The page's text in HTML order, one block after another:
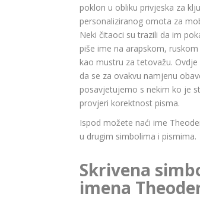
poklon u obliku privjeska za
personaliziranog omota za
Neki čitaoci su trazili da im
piše ime na arapskom,
kao mustru za tetovažu.
da se za ovakvu namjenu
posavjetujemo s nekim ko je
provjeri korektnost pisma.
Ispod možete naći ime
u drugim simbolima i pismima.
Skrivena
imena